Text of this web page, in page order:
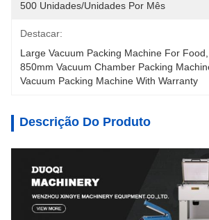
500 Unidades/unidades Por Mês
Destacar:
Large Vacuum Packing Machine For Food
850mm Vacuum Chamber Packing
Vacuum Packing Machine With Warranty
Descrição Do Produto